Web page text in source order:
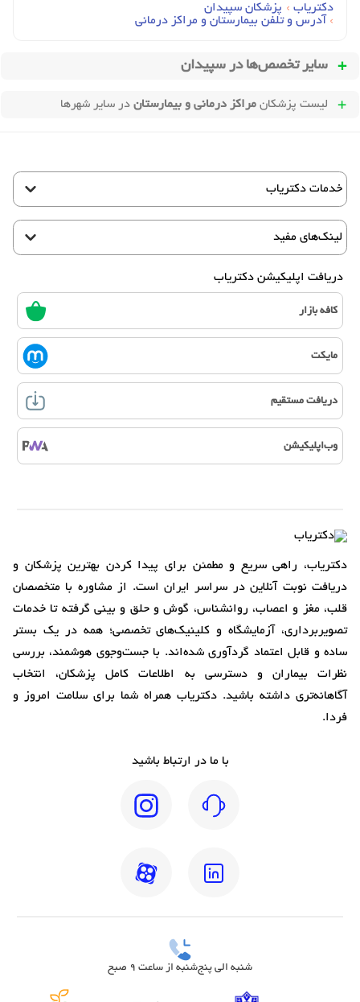
دکتریاب › پزشکان سپیدان
› آدرس و تلفن بیمارستان و مراکز درمانی
سایر تخصص‌ها در سپیدان
لیست پزشکان مراکز درمانی و بیمارستان در سایر شهرها
خدمات دکتریاب
لینک‌های مفید
دریافت اپلیکیشن دکتریاب
کافه بازار
مایکت
دریافت مستقیم
وب‌اپلیکیشن
دکتریاب، راهی سریع و مطمئن برای پیدا کردن بهترین پزشکان و
دریافت نوبت آنلاین در سراسر ایران است. از مشاوره با متخصصان
قلب، مغز و اعصاب، روانشناس، گوش و حلق و بینی گرفته تا خدمات
تصویربرداری، آزمایشگاه و کلینیک‌های تخصصی؛ همه در یک بستر
ساده و قابل اعتماد گردآوری شده‌اند. با جست‌وجوی هوشمند، بررسی
نظرات بیماران و دسترسی به اطلاعات کامل پزشکان، انتخاب
آگاهانه‌تری داشته باشید. دکتریاب همراه شما برای سلامت امروز و
فردا.
با ما در ارتباط باشید
شنبه الی پنج‌شنبه از ساعت 9 صبح